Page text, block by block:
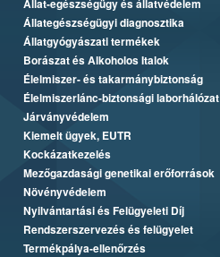
Állat-egészségügy és állatvédelem
Állategészségügyi diagnosztika
Állatgyógyászati termékek
Borászat és Alkoholos Italok
Élelmiszer- és takarmánybiztonság
Élelmiszerlánc-biztonsági laborhálózat
Járványvédelem
Kiemelt ügyek, EUTR
Kockázatkezelés
Mezőgazdasági genetikai erőforrások
Növényvédelem
Nyilvántartási és Felügyeleti Díj
Rendszerszervezés és felügyelet
Termékpálya-ellenőrzés